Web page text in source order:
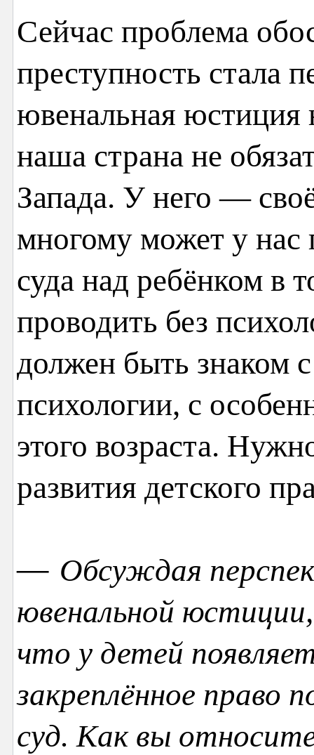
Сейчас проблема
преступность стала
ювенальная
наша страна не
Запада. У него —
многому может у нас
суда над ребёнком в
проводить без
должен быть знаком
психологии, с
этого возраста.
развития детского
— Обсуждая
ювенальной
что у детей
закреплённое право
суд. Как вы